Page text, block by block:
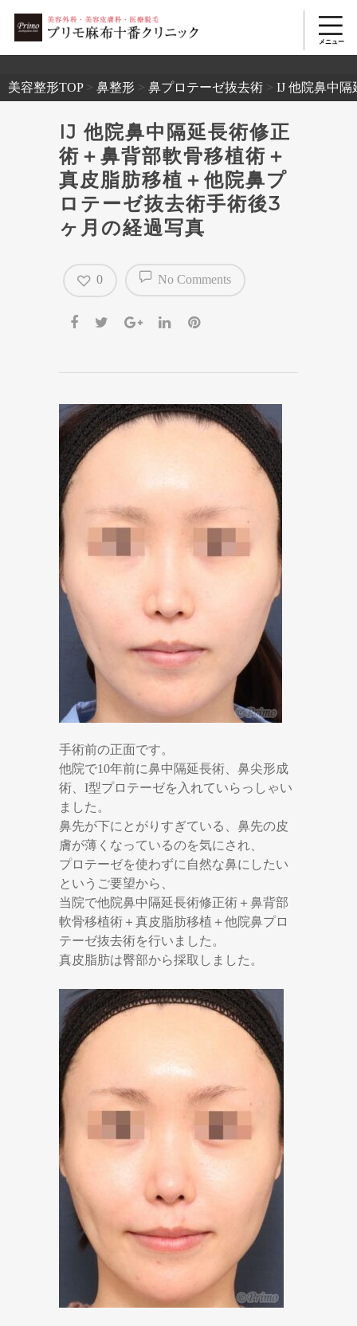
美容整形TOP> 鼻整形 > 鼻プロテーゼ抜去術 > IJ 他院鼻中
IJ 他院鼻中隔延長術修正
術＋鼻背部軟骨移植術＋
真皮脂肪移植＋他院鼻プ
ロテーゼ抜去術手術後3
ヶ月の経過写真
No Comments
0
手術前の正面です。
他院で10年前に鼻中隔延長術、鼻尖形成
術、I型プロテーゼを入れていらっしゃい
ました。
鼻先が下にとがりすぎている、鼻先の皮
膚が薄くなっているのを気にされ、
プロテーゼを使わずに自然な鼻にしたい
というご要望から、
当院で他院鼻中隔延長術修正術＋鼻背部
軟骨移植術＋真皮脂肪移植＋他院鼻プロ
テーゼ抜去術を行いました。
真皮脂肪は臀部から採取しました。